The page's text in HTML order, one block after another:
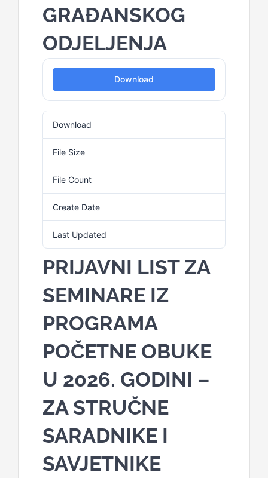
GRAĐANSKOG
ODJELJENJA
Download
Download
File Size
File Count
Create Date
Last Updated
PRIJAVNI LIST ZA
SEMINARE IZ
PROGRAMA
POČETNE OBUKE
U 2026. GODINI –
ZA STRUČNE
SARADNIKE I
SAVJETNIKE